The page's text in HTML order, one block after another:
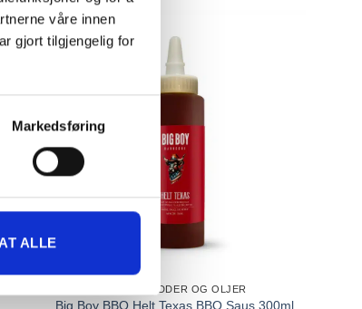
våre innen
gjort tilgjengelig for
Markedsføring
ALLE
-30%
SAUS, KRYDDER OG OLJER
Big Boy BBQ Helt Texas BBQ Saus 300ml